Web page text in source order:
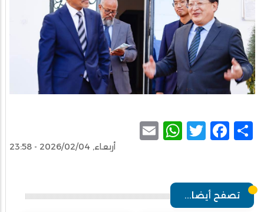
Share
Facebook
Twitter
WhatsApp
أربعاء, 2026/02/04 - 23:58
تصفح أيضا...